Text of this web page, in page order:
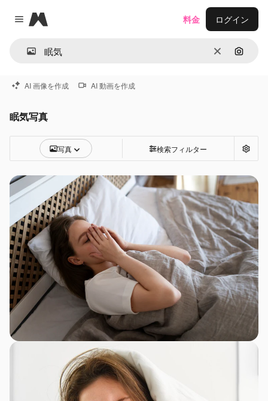
Close menu
Magnific
消去 画像で
料金 ログイン
AI 画像を作成 AI 動画を作成
眠気写真
写真 検索フィルター